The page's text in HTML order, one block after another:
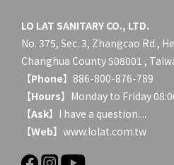
LO LAT SANITARY CO., LTD.
No. 375, Sec. 3, Zhangcao Rd.,
Changhua County 508001 ,
【Phone】886-800-876-789
【Hours】Monday to Friday
【Ask】 I have a question....
【Web】www.lolat.com.tw